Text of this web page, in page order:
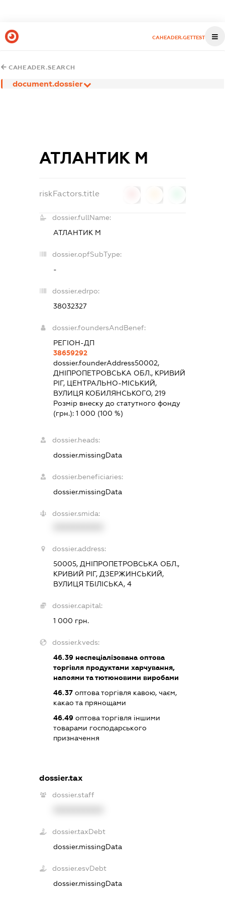
CAHEADER.GETTEST
CAHEADER.SEARCH
document.dossier
АТЛАНТИК М
riskFactors.title
dossier.fullName:
АТЛАНТИК М
dossier.opfSubType:
-
dossier.edrpo:
38032327
dossier.foundersAndBenef:
РЕГІОН-ДП
38659292
dossier.founderAddress50002,
ДНІПРОПЕТРОВСЬКА ОБЛ., КРИВИЙ
РІГ, ЦЕНТРАЛЬНО-МІСЬКИЙ,
ВУЛИЦЯ КОБИЛЯНСЬКОГО, 219
Розмір внеску до статутного фонду
(грн.):1 000 (100 %)
dossier.heads:
dossier.missingData
dossier.beneficiaries:
dossier.missingData
dossier.smida:
dossier.address:
50005, ДНІПРОПЕТРОВСЬКА ОБЛ.,
КРИВИЙ РІГ, ДЗЕРЖИНСЬКИЙ,
ВУЛИЦЯ ТБІЛІСЬКА, 4
dossier.capital:
1 000 грн.
dossier.kveds:
46.39 неспеціалізована оптова
торгівля продуктами харчування,
напоями та тютюновими виробами
46.37 оптова торгівля кавою, чаєм,
какао та прянощами
46.49 оптова торгівля іншими
товарами господарського
призначення
dossier.tax
dossier.staff
dossier.taxDebt
dossier.missingData
dossier.esvDebt
dossier.missingData